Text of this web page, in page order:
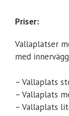
Priser:
Vallaplatser
med
– Vallaplats
– Vallaplats
– Vallaplats